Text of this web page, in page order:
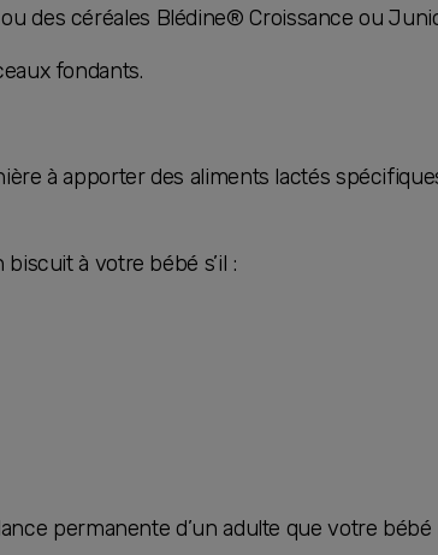
des céréales Blédine® Croissance ou
fondants.
à apporter des aliments lactés
à votre bébé s’il :
permanente d’un adulte que votre